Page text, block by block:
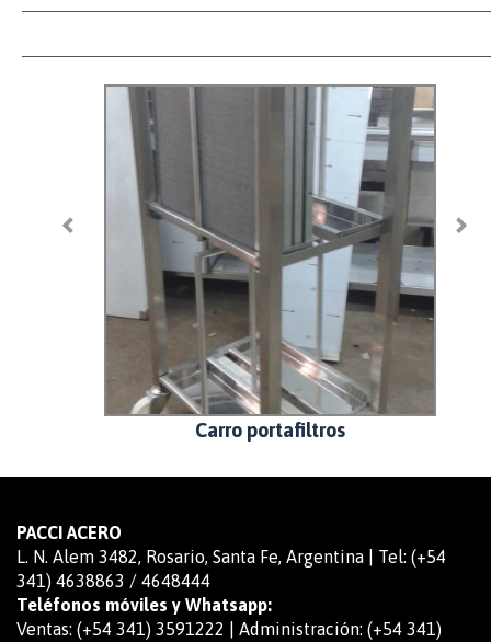
Carro portafiltros
PACCI ACERO
L. N. Alem 3482, Rosario, Santa Fe, Argentina | Tel: (+54
341) 4638863 / 4648444
Teléfonos móviles y Whatsapp:
Ventas: (+54 341) 3591222 | Administración: (+54 341)